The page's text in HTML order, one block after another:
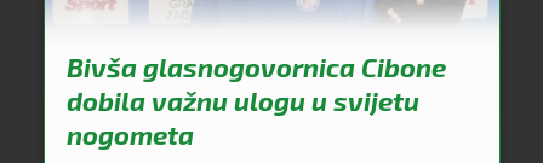
Bivša glasnogovornica Cibone
dobila važnu ulogu u svijetu
nogometa